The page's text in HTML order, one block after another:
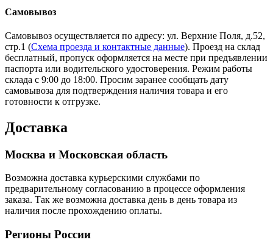
Самовывоз
Самовывоз осуществляется по адресу: ул. Верхние Поля, д.52,
стр.1 (Схема проезда и контактные данные). Проезд на склад
бесплатный, пропуск оформляется на месте при предъявлении
паспорта или водительского удостоверения. Режим работы
склада с 9:00 до 18:00. Просим заранее сообщать дату
самовывоза для подтверждения наличия товара и его
готовности к отгрузке.
Доставка
Москва и Московская область
Возможна доставка курьерскими службами по
предварительному согласованию в процессе оформления
заказа. Так же возможна доставка день в день товара из
наличия после прохождению оплаты.
Регионы России